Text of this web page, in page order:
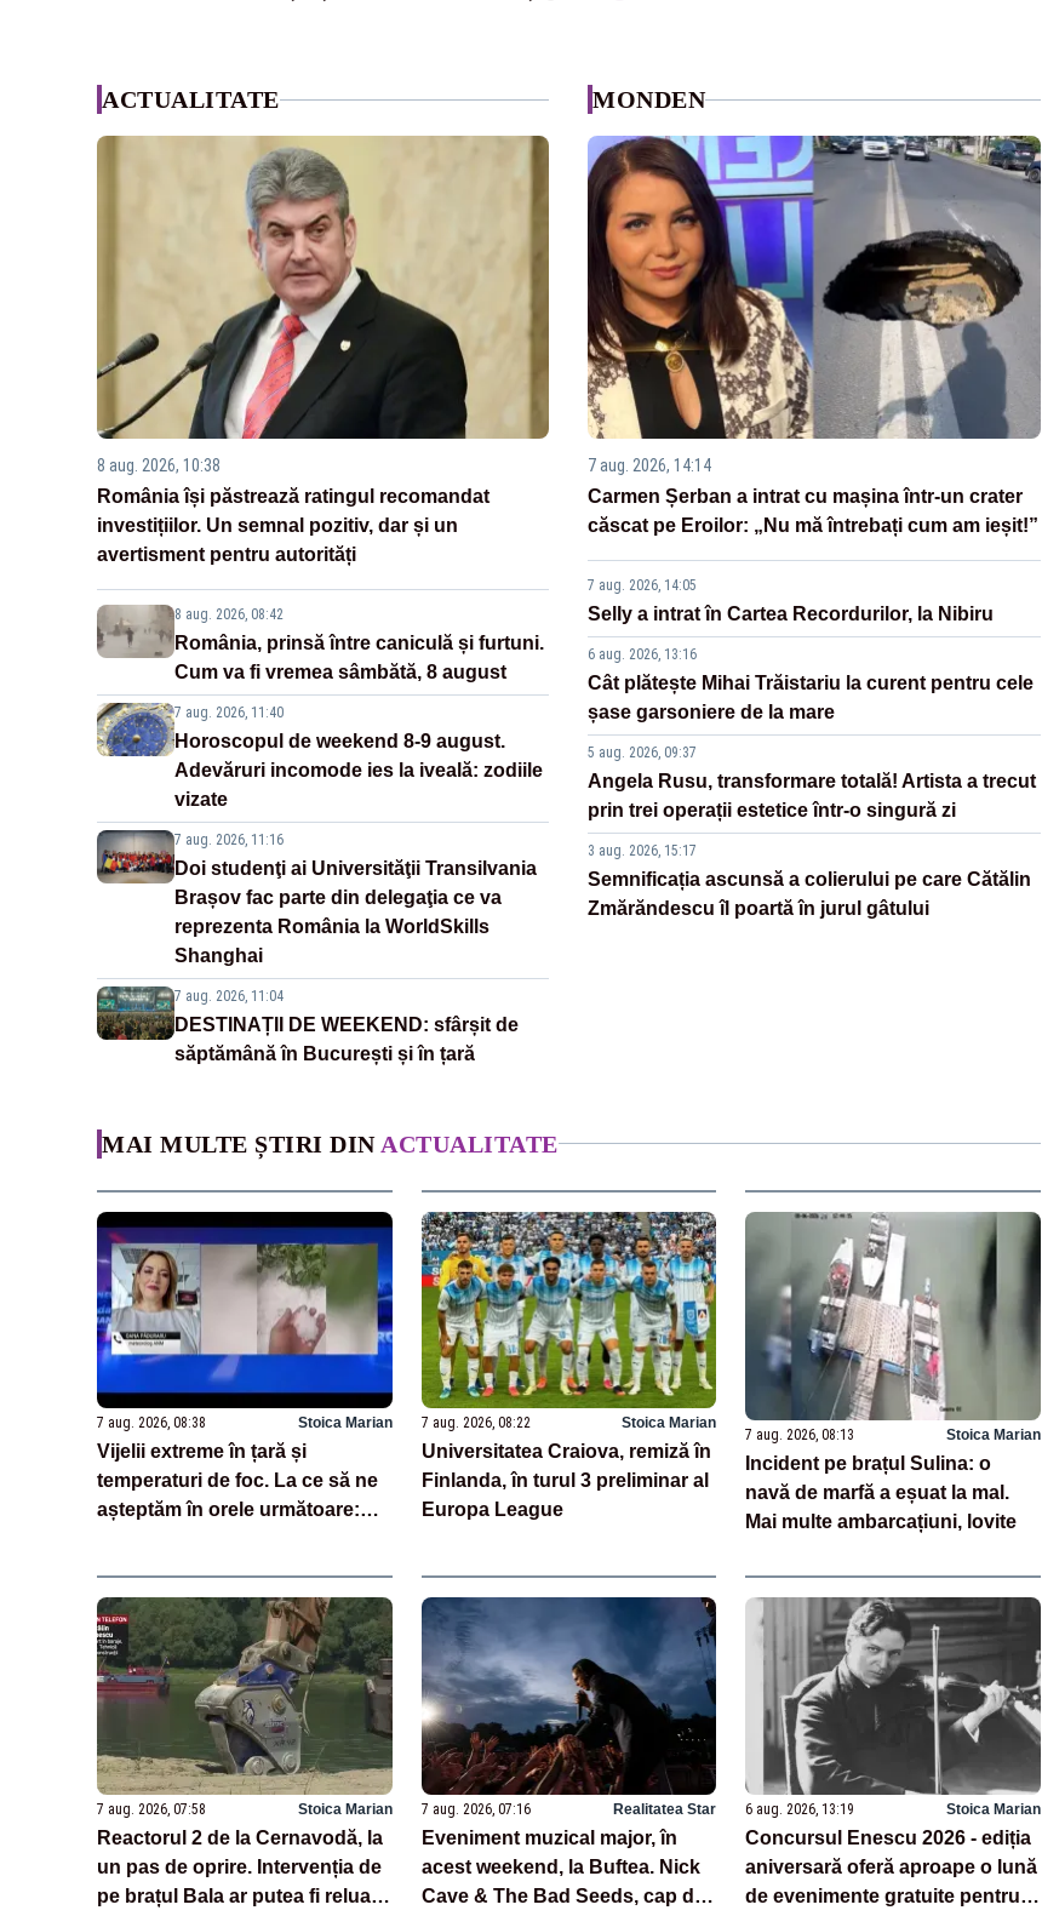
ACTUALITATE
8 aug. 2026, 10:38
România își păstrează ratingul recomandat
investițiilor. Un semnal pozitiv, dar și un
avertisment pentru autorități
8 aug. 2026, 08:42
România, prinsă între caniculă și furtuni.
Cum va fi vremea sâmbătă, 8 august
7 aug. 2026, 11:40
Horoscopul de weekend 8-9 august.
Adevăruri incomode ies la iveală: zodiile
vizate
7 aug. 2026, 11:16
Doi studenţi ai Universităţii Transilvania
Brașov fac parte din delegaţia ce va
reprezenta România la WorldSkills
Shanghai
7 aug. 2026, 11:04
DESTINAȚII DE WEEKEND: sfârșit de
săptămână în București și în țară
MONDEN
7 aug. 2026, 14:14
Carmen Șerban a intrat cu mașina într-un crater
căscat pe Eroilor: „Nu mă întrebați cum am ieșit!”
7 aug. 2026, 14:05
Selly a intrat în Cartea Recordurilor, la Nibiru
6 aug. 2026, 13:16
Cât plătește Mihai Trăistariu la curent pentru cele
șase garsoniere de la mare
5 aug. 2026, 09:37
Angela Rusu, transformare totală! Artista a trecut
prin trei operații estetice într-o singură zi
3 aug. 2026, 15:17
Semnificația ascunsă a colierului pe care Cătălin
Zmărăndescu îl poartă în jurul gâtului
MAI MULTE ȘTIRI DIN ACTUALITATE
7 aug. 2026, 08:38 Stoica Marian
Vijelii extreme în țară și
temperaturi de foc. La ce să ne
așteptăm în orele următoare:
7 aug. 2026, 08:22 Stoica Marian
Universitatea Craiova, remiză în
Finlanda, în turul 3 preliminar al
Europa League
7 aug. 2026, 08:13 Stoica Marian
Incident pe brațul Sulina: o
navă de marfă a eșuat la mal.
Mai multe ambarcațiuni, lovite
7 aug. 2026, 07:58 Stoica Marian
Reactorul 2 de la Cernavodă, la
un pas de oprire. Intervenția de
pe brațul Bala ar putea fi reluată
7 aug. 2026, 07:16 Realitatea Star
Eveniment muzical major, în
acest weekend, la Buftea. Nick
Cave & The Bad Seeds, cap de
6 aug. 2026, 13:19 Stoica Marian
Concursul Enescu 2026 - ediția
aniversară oferă aproape o lună
de evenimente gratuite pentru